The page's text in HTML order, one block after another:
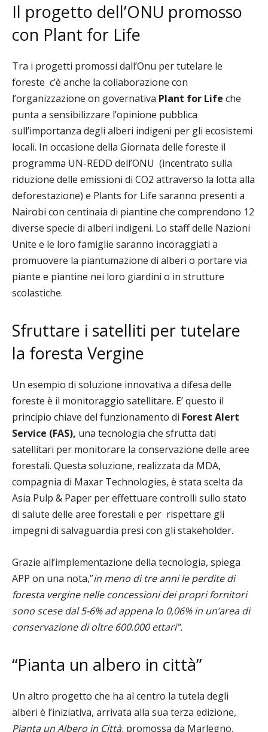
Il progetto dell’ONU promosso
con Plant for Life
Tra i progetti promossi dall’Onu per tutelare le
foreste c’è anche la collaborazione con
l’organizzazione on governativa Plant for Life che
punta a sensibilizzare l’opinione pubblica
sull’importanza degli alberi indigeni per gli ecosistemi
locali. In occasione della Giornata delle foreste il
programma UN-REDD dell’ONU (incentrato sulla
riduzione delle emissioni di CO2 attraverso la lotta alla
deforestazione) e Plants for Life saranno presenti a
Nairobi con centinaia di piantine che comprendono 12
diverse specie di alberi indigeni. Lo staff delle Nazioni
Unite e le loro famiglie saranno incoraggiati a
promuovere la piantumazione di alberi o portare via
piante e piantine nei loro giardini o in strutture
scolastiche.
Sfruttare i satelliti per tutelare
la foresta Vergine
Un esempio di soluzione innovativa a difesa delle
foreste è il monitoraggio satellitare. E’ questo il
principio chiave del funzionamento di Forest Alert
Service (FAS), una tecnologia che sfrutta dati
satellitari per monitorare la conservazione delle aree
forestali. Questa soluzione, realizzata da MDA,
compagnia di Maxar Technologies, è stata scelta da
Asia Pulp & Paper per effettuare controlli sullo stato
di salute delle aree forestali e per rispettare gli
impegni di salvaguardia presi con gli stakeholder.
Grazie all’implementazione della tecnologia, spiega
APP on una nota,”in meno di tre anni le perdite di
foresta vergine nelle concessioni dei propri fornitori
sono scese dal 5-6% ad appena lo 0,06% in un’area di
conservazione di oltre 600.000 ettari”.
“Pianta un albero in città”
Un altro progetto che ha al centro la tutela degli
alberi è l’iniziativa, arrivata alla sua terza edizione,
Pianta un Albero in Città, promossa da Marlegno,